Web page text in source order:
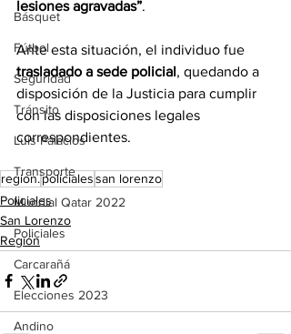
Básquet
Fútbol
Seguridad
Tránsito
Luis Palacios
Transporte
Mundial Qatar 2022
Policiales
Carcarañá
Elecciones 2023
Andino
lesiones agravadas”.
Ante esta situación, el individuo fue
trasladado a sede policial, quedando a
disposición de la Justicia para cumplir
con las disposiciones legales
correspondientes.
region.policialessan lorenzo
Policiales
San Lorenzo
Región